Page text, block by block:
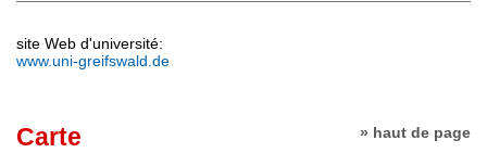
site Web d'université:
www.uni-greifswald.de
» haut de page
Carte